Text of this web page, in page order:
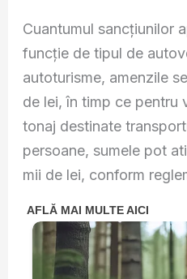
Cuantumul sancțiunilor
funcție de tipul de
autoturisme, amenzile
de lei, în timp ce pentru
tonaj destinate
persoane, sumele pot
mii de lei, conform